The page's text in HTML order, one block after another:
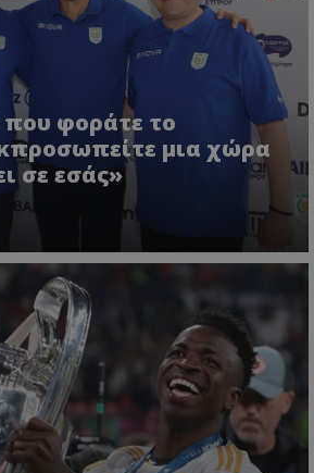
φοράτε το
μια χώρα
σε εσάς»